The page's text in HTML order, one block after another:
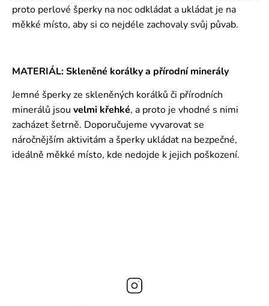
proto perlové šperky na noc odkládat a ukládat je na
měkké místo, aby si co nejdéle zachovaly svůj půvab.
MATERIÁL: Skleněné korálky a přírodní minerály
Jemné šperky ze skleněných korálků či přírodních
minerálů jsou velmi křehké, a proto je vhodné s nimi
zacházet šetrně. Doporučujeme vyvarovat se
náročnějším aktivitám a šperky ukládat na bezpečné,
ideálně měkké místo, kde nedojde k jejich poškození.